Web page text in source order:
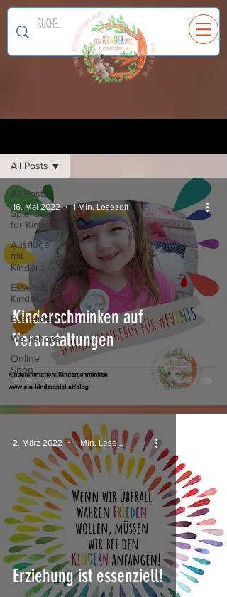
EinKINDERspiel
All Posts
Spielideen
für Kinder
Ausflüge
mit
Kindern
Essen für
Kinder
Bastelideen
Workshops
Online
Shop
All Posts
Kinderschminken auf
Veranstaltungen
16. Mai 2022 1 Min. Lesezeit
Erziehung ist essenziell!
2. März 2022 1 Min. Lesezeit